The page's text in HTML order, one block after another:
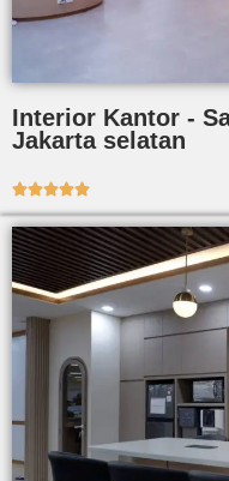
Interior Kantor -
Jakarta selatan
